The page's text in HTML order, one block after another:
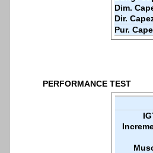
Dim.
Dir.
Pur.
PERFORMANCE TEST